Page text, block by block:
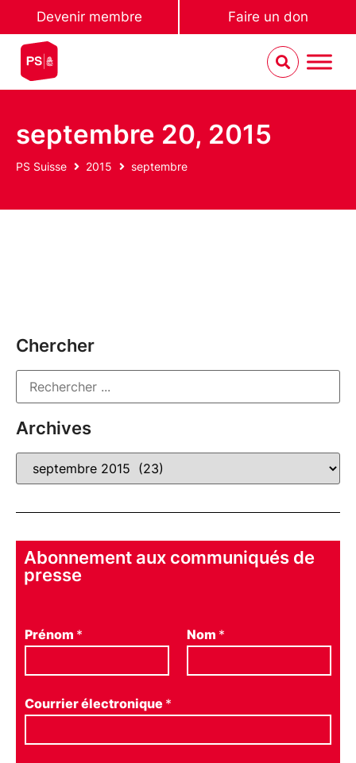
Devenir membre Faire un don
septembre 20, 2015
PS Suisse 2015 septembre
Chercher
Archives
Abonnement aux communiqués de
presse
Prénom * Nom *
Courrier électronique *